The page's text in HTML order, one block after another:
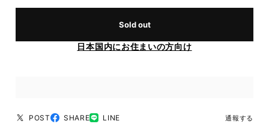
Sold out
日本国内にお住まいの方向け
POST SHARE LINE 通報する